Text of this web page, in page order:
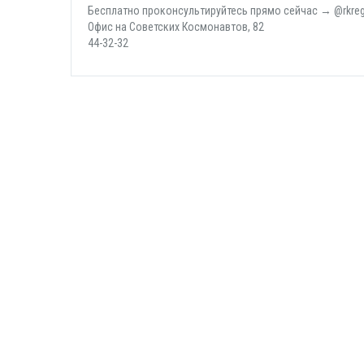
Бесплатно проконсультируйтесь прямо сейчас →
Офис на Советских Космонавтов, 82
44-32-32